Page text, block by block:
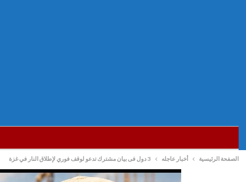
الصفحة الرئيسية أخبار عاجله 3 دول فى بيان مشترك تدعو لوقف فوري لإطلاق النار في غزة